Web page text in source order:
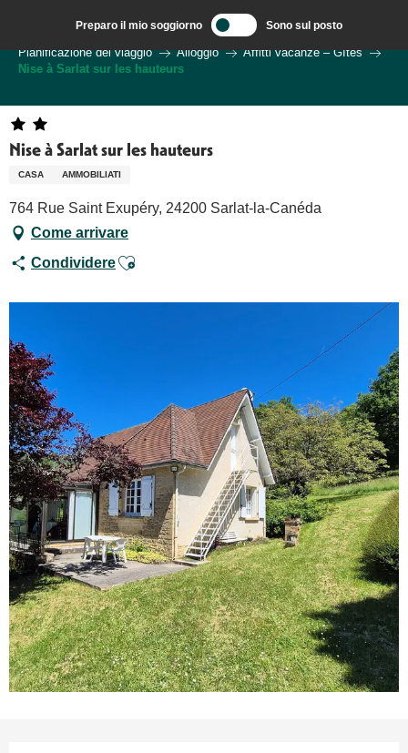
contenu
principal
Preparo il mio soggiorno Sono sul posto
Benvenuti a Sarlat, capitale del Périgord Noir – IT
Pianificazione del viaggio
Alloggio
Affitti vacanze – Gîtes
Nise à Sarlat sur les hauteurs
Nise à Sarlat sur les hauteurs
CASA AMMOBILIATI
764 Rue Saint Exupéry, 24200 Sarlat-la-Canéda
Come arrivare
CondividereAjouter aux favoris